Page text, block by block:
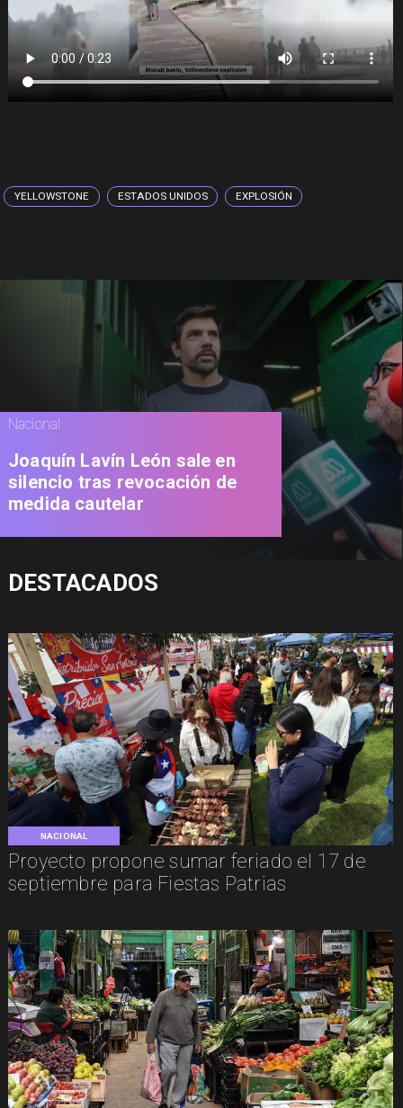
YELLOWSTONE ESTADOS UNIDOS EXPLOSIÓN
NACIONAL
Proyecto propone sumar feriado el 17 de
septiembre para Fiestas Patrias
Nacional
Joaquín Lavín León sale en
silencio tras revocación de
medida cautelar
DESTACADOS